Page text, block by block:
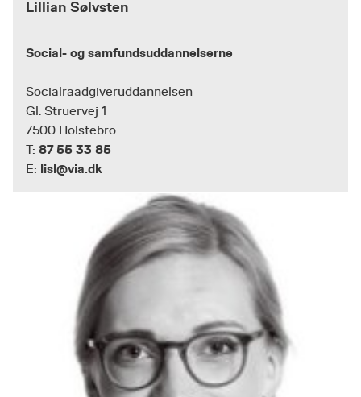
Lillian Sølvsten
Social- og samfundsuddannelserne
Socialraadgiveruddannelsen
Gl. Struervej 1
7500 Holstebro
T: 87 55 33 85
E: lisl@via.dk